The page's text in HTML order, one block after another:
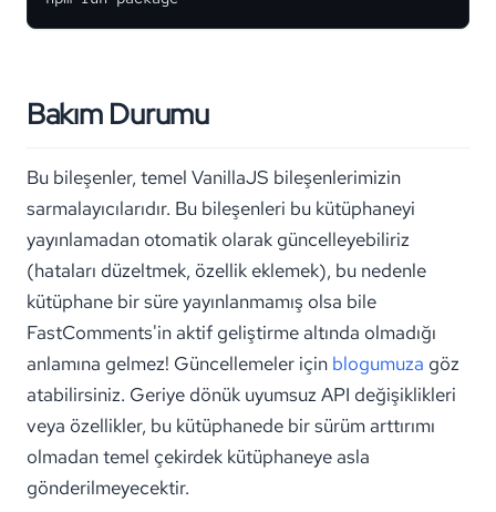
Bakım Durumu
Bu bileşenler, temel VanillaJS bileşenlerimizin
sarmalayıcılarıdır. Bu bileşenleri bu kütüphaneyi
yayınlamadan otomatik olarak güncelleyebiliriz
(hataları düzeltmek, özellik eklemek), bu nedenle
kütüphane bir süre yayınlanmamış olsa bile
FastComments'in aktif geliştirme altında olmadığı
anlamına gelmez! Güncellemeler için blogumuza göz
atabilirsiniz. Geriye dönük uyumsuz API değişiklikleri
veya özellikler, bu kütüphanede bir sürüm arttırımı
olmadan temel çekirdek kütüphaneye asla
gönderilmeyecektir.